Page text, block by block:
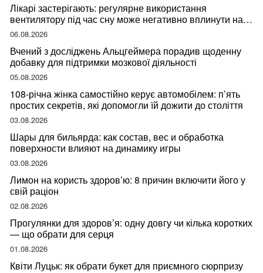
Лікарі застерігають: регулярне використання
вентилятору під час сну може негативно вплинути на
ваше здоров’я
06.08.2026
Вчений з досліджень Альцгеймера порадив щоденну
добавку для підтримки мозкової діяльності
05.08.2026
108-річна жінка самостійно керує автомобілем: п’ять
простих секретів, які допомогли їй дожити до століття
03.08.2026
Шары для бильярда: как состав, вес и обработка
поверхности влияют на динамику игры
03.08.2026
Лимон на користь здоров’ю: 8 причин включити його у
свій раціон
02.08.2026
Прогулянки для здоров’я: одну довгу чи кілька коротких
— що обрати для серця
01.08.2026
Квіти Луцьк: як обрати букет для приємного сюрпризу